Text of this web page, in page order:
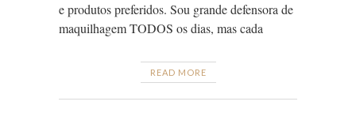
e produtos preferidos. Sou grande defensora de
maquilhagem TODOS os dias, mas cada
READ MORE